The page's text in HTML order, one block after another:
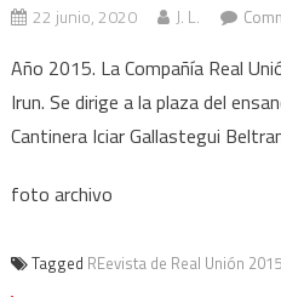
22 junio, 2020 J. L.
Año 2015. La Compañía Real
Irun. Se dirige a la plaza del
Cantinera Iciar Gallastegui
foto archivo
Tagged REevista de Real Unión 2015